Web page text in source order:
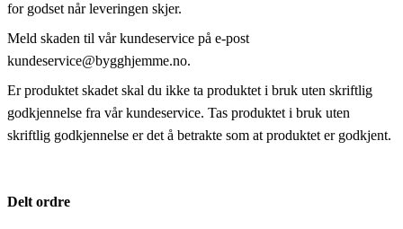
for godset når leveringen skjer.
Meld skaden til vår kundeservice på e-post
kundeservice@bygghjemme.no.
Er produktet skadet skal du ikke ta produktet i bruk uten skriftlig
godkjennelse fra vår kundeservice. Tas produktet i bruk uten
skriftlig godkjennelse er det å betrakte som at produktet er godkjent.
Delt ordre